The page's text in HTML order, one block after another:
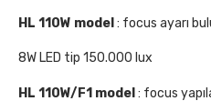
HL 110W model : focus ayarı
8W LED tip 150.000 lux
HL 110W/F1 model : focus